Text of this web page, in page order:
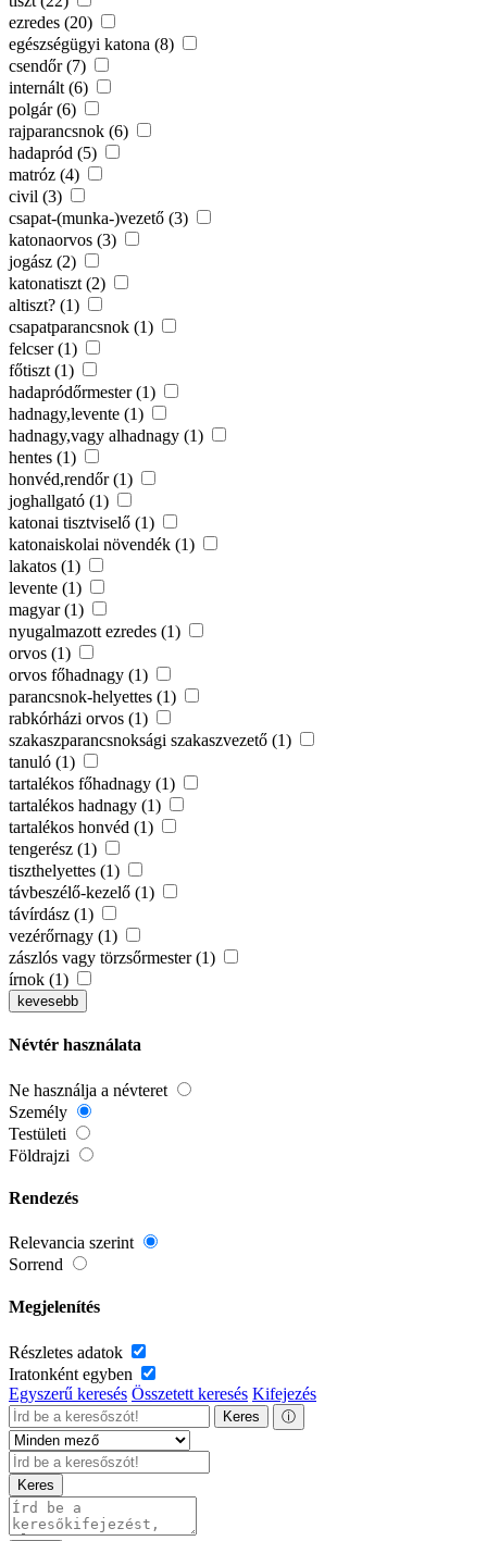
ezredes (20)
egészségügyi katona (8)
csendőr (7)
internált (6)
polgár (6)
rajparancsnok (6)
hadapród (5)
matróz (4)
civil (3)
csapat-(munka-)vezető (3)
katonaorvos (3)
jogász (2)
katonatiszt (2)
altiszt? (1)
csapatparancsnok (1)
felcser (1)
főtiszt (1)
hadapródőrmester (1)
hadnagy,levente (1)
hadnagy,vagy alhadnagy (1)
hentes (1)
honvéd,rendőr (1)
joghallgató (1)
katonai tisztviselő (1)
katonaiskolai növendék (1)
lakatos (1)
levente (1)
magyar (1)
nyugalmazott ezredes (1)
orvos (1)
orvos főhadnagy (1)
parancsnok-helyettes (1)
rabkórházi orvos (1)
szakaszparancsnoksági szakaszvezető (1)
tanuló (1)
tartalékos főhadnagy (1)
tartalékos hadnagy (1)
tartalékos honvéd (1)
tengerész (1)
tiszthelyettes (1)
távbeszélő-kezelő (1)
távírdász (1)
vezérőrnagy (1)
zászlós vagy törzsőrmester (1)
írnok (1)
kevesebb
Névtér használata
Ne használja a névteret
Személy
Testületi
Földrajzi
Rendezés
Relevancia szerint
Sorrend
Megjelenítés
Részletes adatok
Iratonként egyben
Egyszerű keresés Összetett keresés Kifejezés
Keres ⓘ
Keres